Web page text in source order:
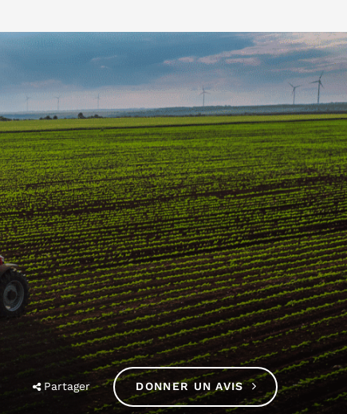
Partager DONNER UN AVIS